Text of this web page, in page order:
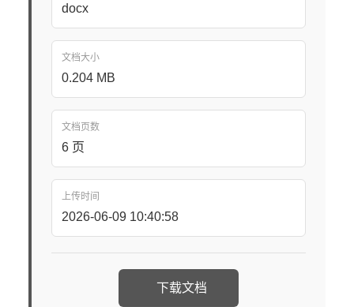
docx
文档大小
0.204 MB
文档页数
6 页
上传时间
2026-06-09 10:40:58
下载文档